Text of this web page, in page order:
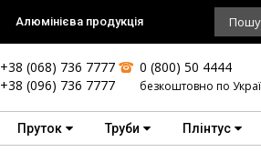
Алюмінієва продукція
+38 (068) 736 7777
+38 (096) 736 7777
0 (800) 50 4444
безкоштовно по
Пруток Труби Плінтус